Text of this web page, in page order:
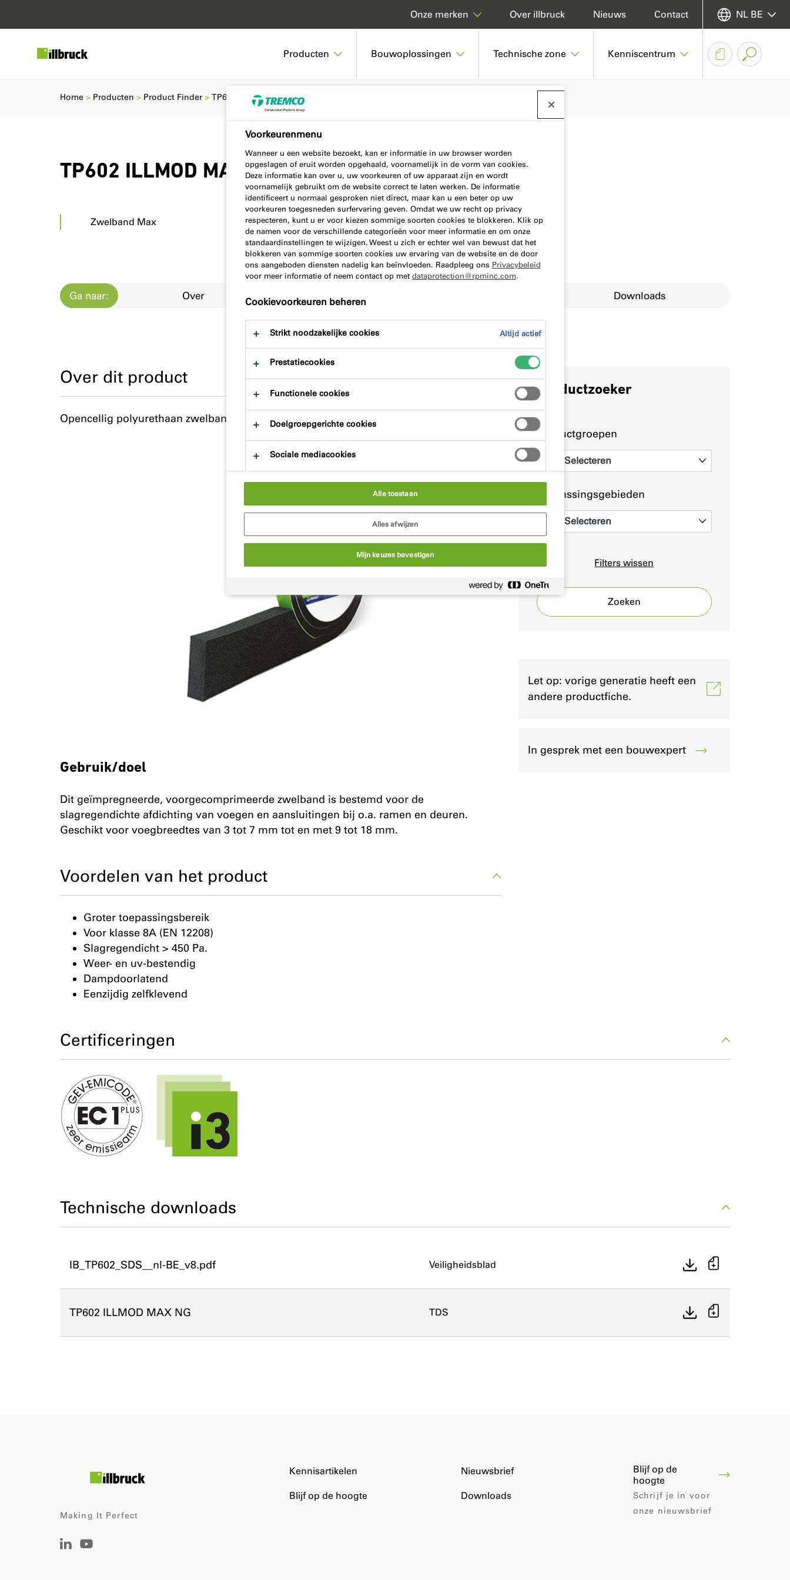
Producten Bouwoplossingen Technische zone Kenniscentrum
Over illbruck Nieuws Contact
Onze merken NL BE
TP602 ILLMOD MAX NG
Zwelband Max
Home Producten Product Finder TP602 ILLMOD MAX NG
Ga naar: Over Voordelen van het product Downloads
Productzoeker
Productgroepen
Selecteren
Toepassingsgebieden
Selecteren
Filters wissen
Zoeken
Let op: vorige generatie heeft een
andere productfiche.
In gesprek met een bouwexpert
Over dit product
Opencellig polyurethaan zwelband, geïmpregneerd met brandvertragende kunsthars.
Gebruik/doel
Dit geïmpregneerde, voorgecomprimeerde zwelband is bestemd voor de
slagregendichte afdichting van voegen en aansluitingen bij o.a. ramen en deuren.
Geschikt voor voegbreedtes van 3 tot 7 mm tot en met 9 tot 18 mm.
Voordelen van het product
Groter toepassingsbereik
Voor klasse 8A (EN 12208)
Slagregendicht > 450 Pa.
Weer- en uv-bestendig
Dampdoorlatend
Eenzijdig zelfklevend
Certificeringen
Technische downloads
IB_TP602_SDS__nl-BE_v8.pdf Veiligheidsblad
TP602 ILLMOD MAX NG TDS
Making It Perfect
Kennisartikelen
Blijf op de hoogte
Nieuwsbrief
Downloads
Blijf op de
hoogte
Schrijf je in voor
onze nieuwsbrief
Voorkeurenmenu
Wanneer u een website bezoekt, kan er informatie in uw browser worden
opgeslagen of eruit worden opgehaald, voornamelijk in de vorm van cookies.
Deze informatie kan over u, uw voorkeuren of uw apparaat zijn en wordt
voornamelijk gebruikt om de website correct te laten werken. De informatie
identificeert u normaal gesproken niet direct, maar kan u een beter op uw
voorkeuren toegesneden surfervaring geven. Omdat we uw recht op privacy
respecteren, kunt u er voor kiezen sommige soorten cookies te blokkeren. Klik op
de namen voor de verschillende categorieën voor meer informatie en om onze
standaardinstellingen te wijzigen. Weest u zich er echter wel van bewust dat het
blokkeren van sommige soorten cookies uw ervaring van de website en de door
ons aangeboden diensten nadelig kan beïnvloeden. Raadpleeg ons Privacybeleid
voor meer informatie of neem contact op met dataprotection@rpminc.com.
Cookievoorkeuren beheren
Strikt noodzakelijke cookies Altijd actief
Prestatiecookies
Functionele cookies
Doelgroepgerichte cookies
Sociale mediacookies
Alle toestaan
Alles afwijzen
Mijn keuzes bevestigen